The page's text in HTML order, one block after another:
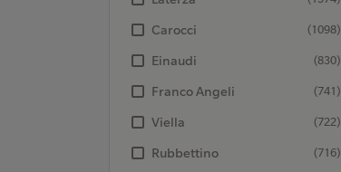
Carocci (1098)
Einaudi (830)
Franco Angeli (741)
Viella (722)
Rubbettino (716)